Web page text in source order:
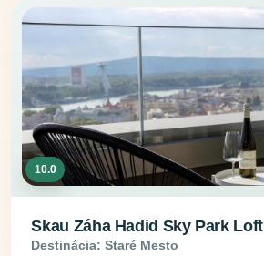
10.0
Skau Záha Hadid Sky Park Loft
Destinácia: Staré Mesto